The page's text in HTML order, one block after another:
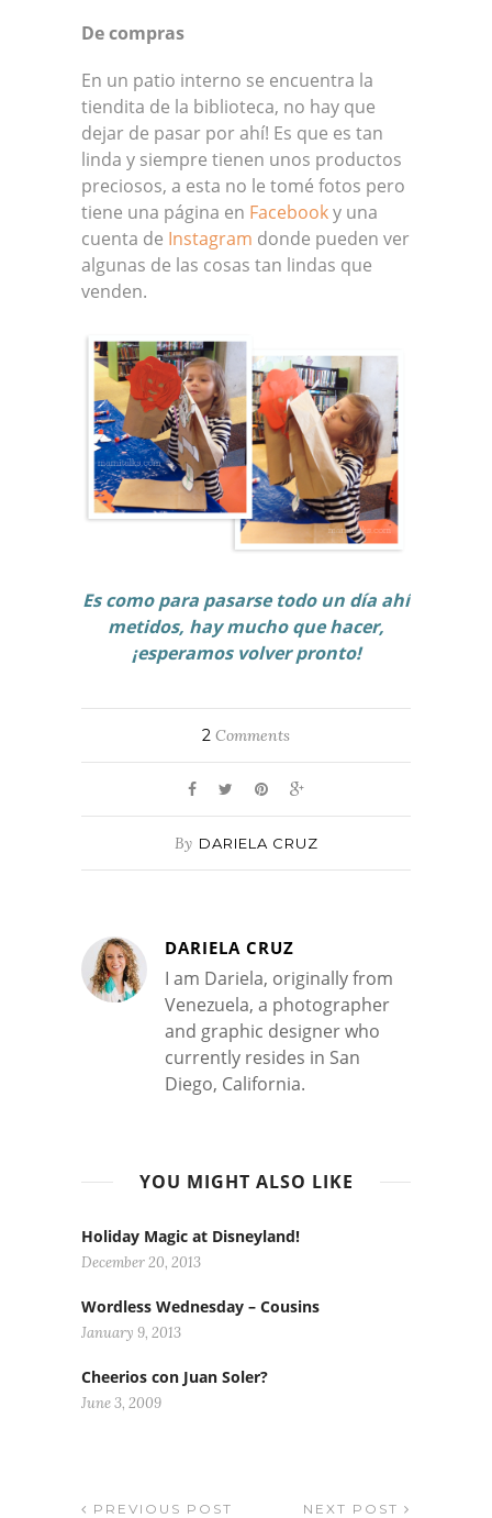
De compras
En un patio interno se encuentra la
tiendita de la biblioteca, no hay que
dejar de pasar por ahí! Es que es tan
linda y siempre tienen unos productos
preciosos, a esta no le tomé fotos pero
tiene una página en Facebooky una
cuenta de Instagram donde pueden ver
algunas de las cosas tan lindas que
venden.
Es como para pasarse todo un día ahí
metidos, hay mucho que hacer,
¡esperamos volver pronto!
2 Comments
By DARIELA CRUZ
DARIELA CRUZ
I am Dariela, originally from
Venezuela, a photographer
and graphic designer who
currently resides in San
Diego, California.
YOU MIGHT ALSO LIKE
Holiday Magic at Disneyland!
December 20, 2013
Wordless Wednesday – Cousins
January 9, 2013
Cheerios con Juan Soler?
June 3, 2009
PREVIOUS POST NEXT POST